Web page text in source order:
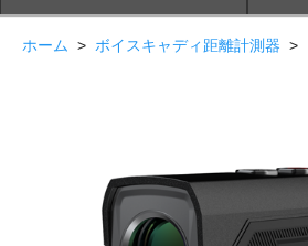
ホーム > ボイスキャディ距離計測器 >